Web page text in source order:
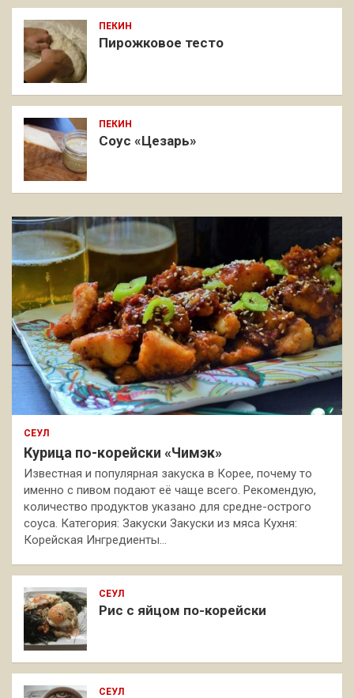
ПЕКИН
Пирожковое тесто
ПЕКИН
Соус «Цезарь»
СЕУЛ
Курица по-корейски «Чимэк»
Известная и популярная закуска в Корее, почему то
именно с пивом подают её чаще всего. Рекомендую,
количество продуктов указано для средне-острого
соуса. Категория: Закуски Закуски из мяса Кухня:
Корейская Ингредиенты…
СЕУЛ
Рис с яйцом по-корейски
СЕУЛ